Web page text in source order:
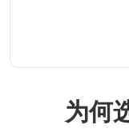
为何